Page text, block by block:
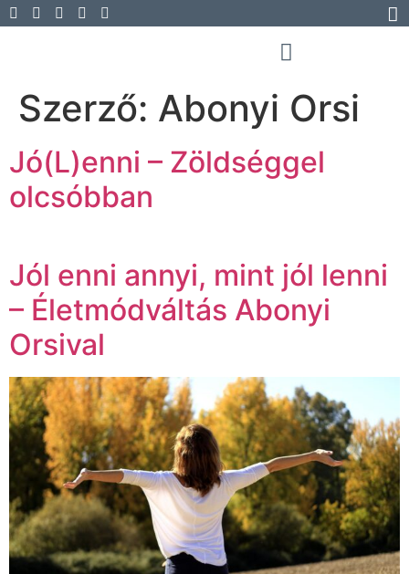
Szerző: Abonyi Orsi
Jó(L)enni – Zöldséggel
olcsóbban
Jól enni annyi, mint jól lenni
– Életmódváltás Abonyi
Orsival